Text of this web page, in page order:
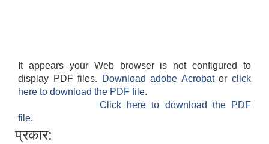
It appears your Web browser is not configured to
display PDF files.
Download adobe Acrobatorclick
here to download the PDF file.
Click here to download the PDF
file.
प्रकार: